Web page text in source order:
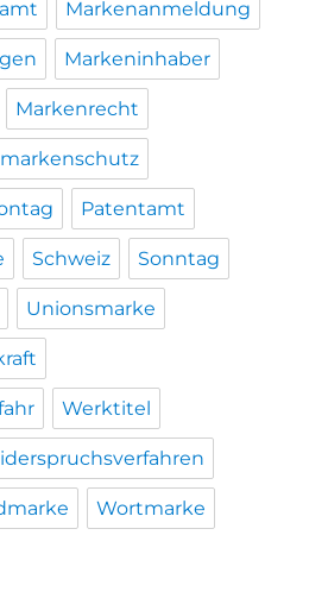
Markenanmeldung
Markeninhaber
Markenrecht
markenschutz
Patentamt
Schweiz Sonntag
Unionsmarke
Werktitel
Wortmarke